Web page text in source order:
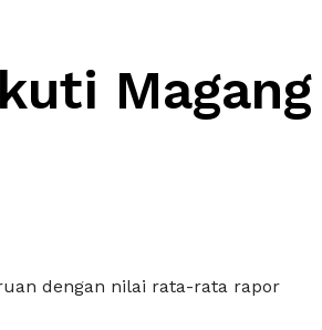
Magang
dengan nilai rata-rata rapor